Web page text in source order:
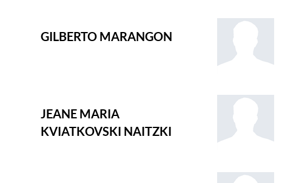
GILBERTO MARANGON
JEANE MARIA
KVIATKOVSKI NAITZKI